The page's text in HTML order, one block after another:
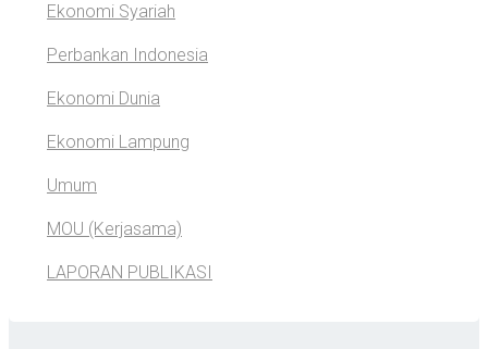
Ekonomi Syariah
Perbankan Indonesia
Ekonomi Dunia
Ekonomi Lampung
Umum
MOU (Kerjasama)
LAPORAN PUBLIKASI